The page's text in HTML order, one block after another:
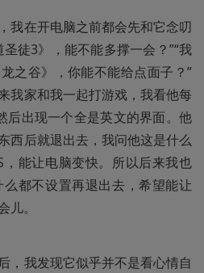
我在开电脑之前都会先和它念叨
徒3》，能不能多撑一会？”“我
之谷》，你能不能给点面子？”
我家和我一起打游戏，我看他每
后出现一个全是英文的界面。他
西后就退出去，我问他这是什么
能让电脑变快。所以后来我也
都不设置再退出去，希望能让
。
，我发现它似乎并不是看心情自